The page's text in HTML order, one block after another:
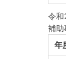
令和
補助
年